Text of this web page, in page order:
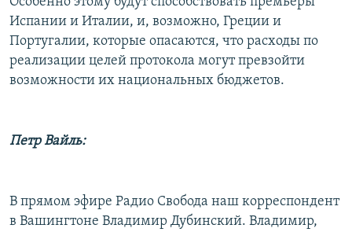
Испании и Италии, и, возможно, Греции и
Португалии, которые опасаются, что расходы по
реализации целей протокола могут превзойти
возможности их национальных бюджетов.
Петр Вайль:
В прямом эфире Радио Свобода наш корреспондент
в Вашингтоне Владимир Дубинский. Владимир,